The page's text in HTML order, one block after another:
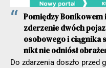
Pomiędzy Bonikowem
zderzenie dwóch
osobowego i ciągnika
nikt nie odniósł
Do zdarzenia doszło przed